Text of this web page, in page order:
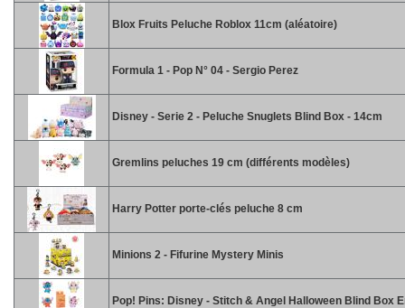
Blox Fruits Peluche Roblox 11cm (aléatoire)
Formula 1 - Pop N° 04 - Sergio Perez
Disney - Serie 2 - Peluche Snuglets Blind Box - 14cm
Gremlins peluches 19 cm (différents modèles)
Harry Potter porte-clés peluche 8 cm
Minions 2 - Fifurine Mystery Minis
Pop! Pins: Disney - Stitch & Angel Halloween Blind Box